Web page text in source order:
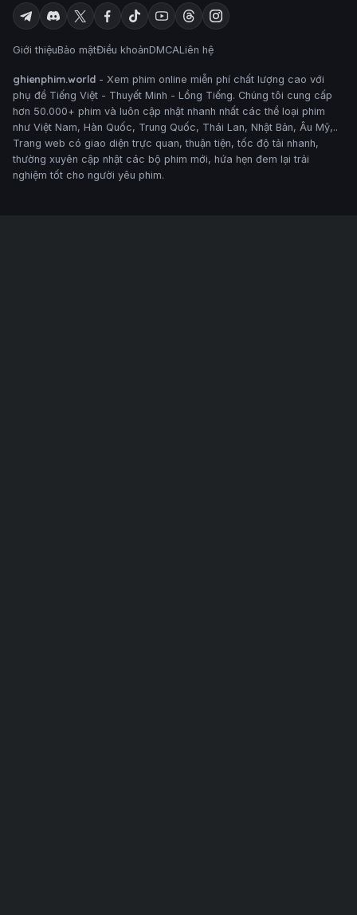
Giới thiệuBảo mậtĐiều khoảnDMCALiên hệ
ghienphim.world - Xem phim online miễn phí chất lượng cao với
phụ đề Tiếng Việt - Thuyết Minh - Lồng Tiếng. Chúng tôi cung cấp
hơn 50.000+ phim và luôn cập nhật nhanh nhất các thể loại phim
như Việt Nam, Hàn Quốc, Trung Quốc, Thái Lan, Nhật Bản, Âu Mỹ,..
Trang web có giao diện trực quan, thuận tiện, tốc độ tải nhanh,
thường xuyên cập nhật các bộ phim mới, hứa hẹn đem lại trải
nghiệm tốt cho người yêu phim.